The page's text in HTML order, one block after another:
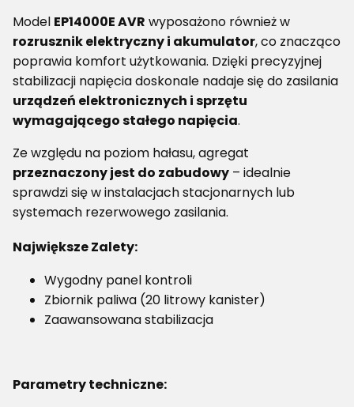
Model EP14000E AVR wyposażono również w
rozrusznik elektryczny i akumulator, co znacząco
poprawia komfort użytkowania. Dzięki precyzyjnej
stabilizacji napięcia doskonale nadaje się do zasilania
urządzeń elektronicznych i sprzętu
wymagającego stałego napięcia.
Ze względu na poziom hałasu, agregat
przeznaczony jest do zabudowy – idealnie
sprawdzi się w instalacjach stacjonarnych lub
systemach rezerwowego zasilania.
Największe Zalety:
Wygodny panel kontroli
Zbiornik paliwa (20 litrowy kanister)
Zaawansowana stabilizacja
Parametry techniczne: